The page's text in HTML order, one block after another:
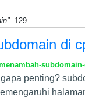
129
di
penting?